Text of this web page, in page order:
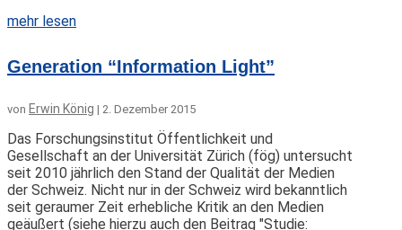
mehr lesen
Generation “Information Light”
von Erwin König | 2. Dezember 2015
Das Forschungsinstitut Öffentlichkeit und
Gesellschaft an der Universität Zürich (fög) untersucht
seit 2010 jährlich den Stand der Qualität der Medien
der Schweiz. Nicht nur in der Schweiz wird bekanntlich
seit geraumer Zeit erhebliche Kritik an den Medien
geäußert (siehe hierzu auch den Beitrag "Studie: